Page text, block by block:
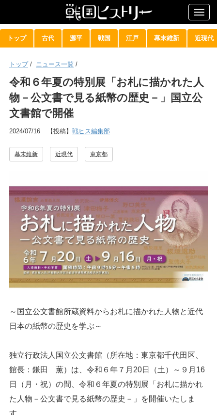
トップ 古代 源平 戦国 江戸 幕末維新 近現代
トップ / ニュース一覧 /
令和６年夏の特別展「お札に描かれた人
物－公文書で見る紙幣の歴史－」国立公
文書館で開催
2024/07/16 【投稿】 戦ヒス編集部
幕末維新 近現代 東京都
～国立公文書館所蔵資料からお札に描かれた人物と近代
日本の紙幣の歴史を学ぶ～
独立行政法人国立公文書館（所在地：東京都千代田区、
館長：鎌田 薫）は、令和６年７月20日（土）～９月16
日（月・祝）の間、令和６年夏の特別展「お札に描かれ
た人物－公文書で見る紙幣の歴史－」を開催いたしま